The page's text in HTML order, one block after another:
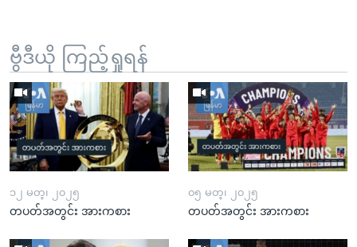
ဗွီဒီယို ကြည့်ရှုရန်
၁၂ မတ္၊ ၂၀၂၅
တပတ်အတွင်း အားကစား
၀၅ မတ္၊ ၂၀၂၅
တပတ်အတွင်း အားကစား